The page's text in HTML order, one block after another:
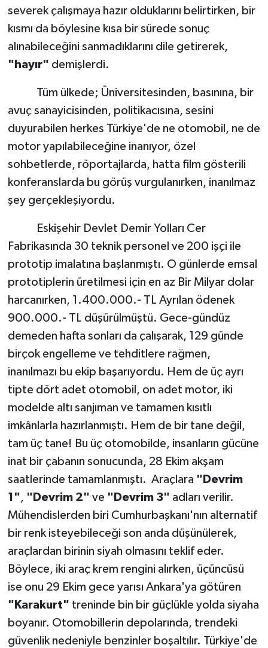
severek çalışmaya hazır olduklarını belirtirken, bir
kısmı da böylesine kısa bir sürede sonuç
alınabileceğini sanmadıklarını dile getirerek,
"hayır" demişlerdi.
Tüm ülkede; Üniversitesinden, basınına, bir
avuç sanayicisinden, politikacısına, sesini
duyurabilen herkes Türkiye'de ne otomobil, ne de
motor yapılabileceğine inanıyor, özel
sohbetlerde, röportajlarda, hatta film gösterili
konferanslarda bu görüş vurgulanırken, inanılmaz
şey gerçekleşiyordu.
Eskişehir Devlet Demir Yolları Cer
Fabrikasında 30 teknik personel ve 200 işçi ile
prototip imalatına başlanmıştı. O günlerde emsal
prototiplerin üretilmesi için en az Bir Milyar dolar
harcanırken, 1.400.000.- TL Ayrılan ödenek
900.000.- TL düşürülmüştü. Gece-gündüz
demeden hafta sonları da çalışarak, 129 günde
birçok engelleme ve tehditlere rağmen,
inanılmazı bu ekip başarıyordu. Hem de üç ayrı
tipte dört adet otomobil, on adet motor, iki
modelde altı sanjıman ve tamamen kısıtlı
imkânlarla hazırlanmıştı. Hem de bir tane değil,
tam üç tane! Bu üç otomobilde, insanların gücüne
inat bir çabanın sonucunda, 28 Ekim akşam
saatlerinde tamamlanmıştı. Araçlara "Devrim
1", "Devrim 2" ve "Devrim 3" adları verilir.
Mühendislerden biri Cumhurbaşkanı'nın alternatif
bir renk isteyebileceği son anda düşünülerek,
araçlardan birinin siyah olmasını teklif eder.
Böylece, iki araç krem rengini alırken, üçüncüsü
ise onu 29 Ekim gece yarısı Ankara'ya götüren
"Karakurt" treninde bin bir güçlükle yolda siyaha
boyanır. Otomobillerin depolarında, trendeki
güvenlik nedeniyle benzinler boşaltılır. Türkiye'de